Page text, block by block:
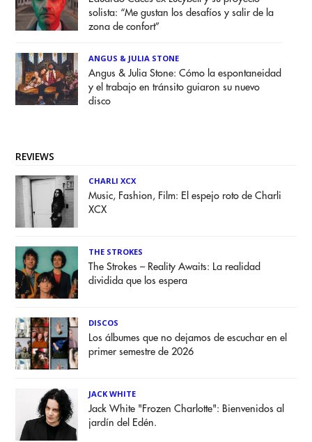
solista: “Me gustan los desafíos y salir de la
zona de confort”
ANGUS & JULIA STONE
Angus & Julia Stone: Cómo la espontaneidad
y el trabajo en tránsito guiaron su nuevo
disco
REVIEWS
CHARLI XCX
Music, Fashion, Film: El espejo roto de Charli
XCX
THE STROKES
The Strokes – Reality Awaits: La realidad
dividida que los espera
DISCOS
Los álbumes que no dejamos de escuchar en el
primer semestre de 2026
JACK WHITE
Jack White "Frozen Charlotte": Bienvenidos al
jardín del Edén.